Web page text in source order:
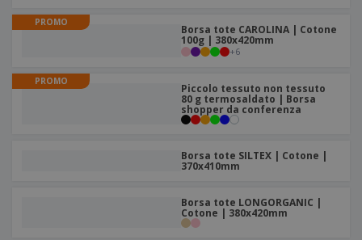
PROMO
Borsa tote CAROLINA | Cotone
100g | 380x420mm
+6
PROMO
Piccolo tessuto non tessuto
80 g termosaldato | Borsa
shopper da conferenza
Borsa tote SILTEX | Cotone |
370x410mm
Borsa tote LONGORGANIC |
Cotone | 380x420mm